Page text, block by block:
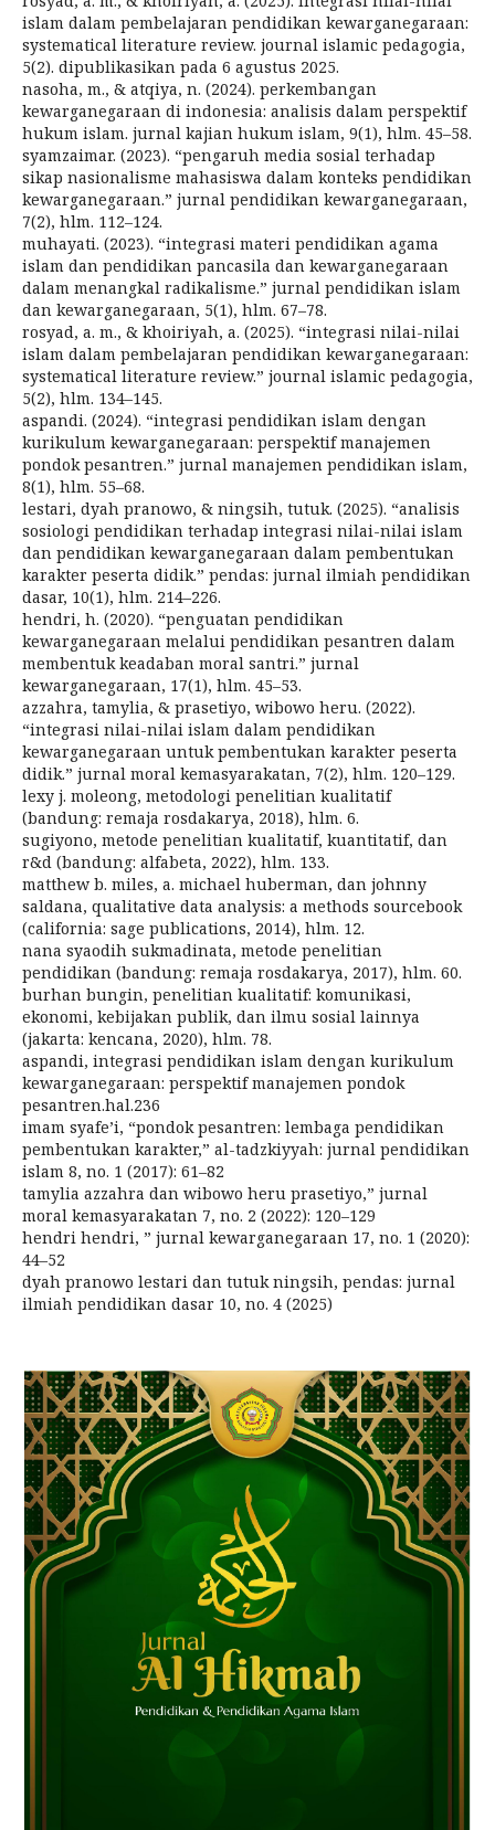
islam dalam pembelajaran pendidikan kewarganegaraan:
systematical literature review. journal islamic pedagogia,
5(2). dipublikasikan pada 6 agustus 2025.
nasoha, m., & atqiya, n. (2024). perkembangan
kewarganegaraan di indonesia: analisis dalam perspektif
hukum islam. jurnal kajian hukum islam, 9(1), hlm. 45–58.
syamzaimar. (2023). “pengaruh media sosial terhadap
sikap nasionalisme mahasiswa dalam konteks pendidikan
kewarganegaraan.” jurnal pendidikan kewarganegaraan,
7(2), hlm. 112–124.
muhayati. (2023). “integrasi materi pendidikan agama
islam dan pendidikan pancasila dan kewarganegaraan
dalam menangkal radikalisme.” jurnal pendidikan islam
dan kewarganegaraan, 5(1), hlm. 67–78.
rosyad, a. m., & khoiriyah, a. (2025). “integrasi nilai-nilai
islam dalam pembelajaran pendidikan kewarganegaraan:
systematical literature review.” journal islamic pedagogia,
5(2), hlm. 134–145.
aspandi. (2024). “integrasi pendidikan islam dengan
kurikulum kewarganegaraan: perspektif manajemen
pondok pesantren.” jurnal manajemen pendidikan islam,
8(1), hlm. 55–68.
lestari, dyah pranowo, & ningsih, tutuk. (2025). “analisis
sosiologi pendidikan terhadap integrasi nilai-nilai islam
dan pendidikan kewarganegaraan dalam pembentukan
karakter peserta didik.” pendas: jurnal ilmiah pendidikan
dasar, 10(1), hlm. 214–226.
hendri, h. (2020). “penguatan pendidikan
kewarganegaraan melalui pendidikan pesantren dalam
membentuk keadaban moral santri.” jurnal
kewarganegaraan, 17(1), hlm. 45–53.
azzahra, tamylia, & prasetiyo, wibowo heru. (2022).
“integrasi nilai-nilai islam dalam pendidikan
kewarganegaraan untuk pembentukan karakter peserta
didik.” jurnal moral kemasyarakatan, 7(2), hlm. 120–129.
lexy j. moleong, metodologi penelitian kualitatif
(bandung: remaja rosdakarya, 2018), hlm. 6.
sugiyono, metode penelitian kualitatif, kuantitatif, dan
r&d (bandung: alfabeta, 2022), hlm. 133.
matthew b. miles, a. michael huberman, dan johnny
saldana, qualitative data analysis: a methods sourcebook
(california: sage publications, 2014), hlm. 12.
nana syaodih sukmadinata, metode penelitian
pendidikan (bandung: remaja rosdakarya, 2017), hlm. 60.
burhan bungin, penelitian kualitatif: komunikasi,
ekonomi, kebijakan publik, dan ilmu sosial lainnya
(jakarta: kencana, 2020), hlm. 78.
aspandi, integrasi pendidikan islam dengan kurikulum
kewarganegaraan: perspektif manajemen pondok
pesantren.hal.236
imam syafe’i, “pondok pesantren: lembaga pendidikan
pembentukan karakter,” al-tadzkiyyah: jurnal pendidikan
islam 8, no. 1 (2017): 61–82
tamylia azzahra dan wibowo heru prasetiyo,” jurnal
moral kemasyarakatan 7, no. 2 (2022): 120–129
hendri hendri, ” jurnal kewarganegaraan 17, no. 1 (2020):
44–52
dyah pranowo lestari dan tutuk ningsih, pendas: jurnal
ilmiah pendidikan dasar 10, no. 4 (2025)